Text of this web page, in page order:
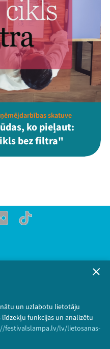
un uzlabotu lietotāju
funkcijas un analizētu
festivalslampa.lv/lv/lietosanas-
skatuve
ko pieļaut:
bez filtra"
Flick TikTok
Visas tiesības